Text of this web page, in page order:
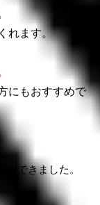
れます。
にもおすすめで
強できました。